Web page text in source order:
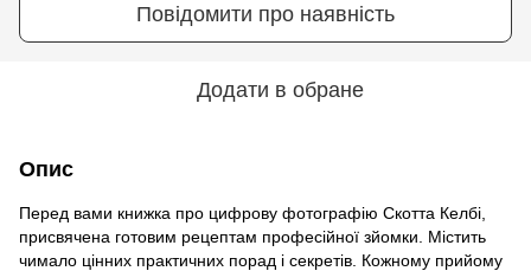
Повідомити про наявність
Додати в обране
Опис
Перед вами книжка про цифрову фотографію Скотта Келбі,
присвячена готовим рецептам професійної зйомки. Містить
чимало цінних практичних порад і секретів. Кожному прийому